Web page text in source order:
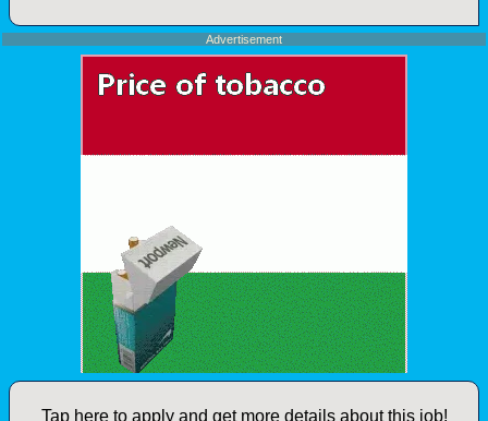
Advertisement
Tap here to apply and get more details about this job!